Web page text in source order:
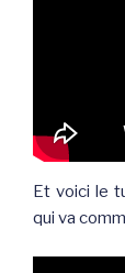
Et voici le
qui va